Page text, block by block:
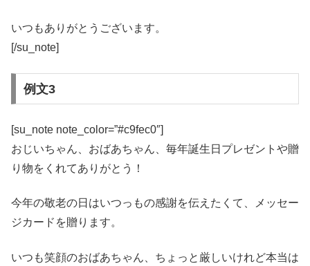
いつもありがとうございます。
[/su_note]
例文3
[su_note note_color=”#c9fec0″]
おじいちゃん、おばあちゃん、毎年誕生日プレゼントや贈
り物をくれてありがとう！
今年の敬老の日はいつっもの感謝を伝えたくて、メッセー
ジカードを贈ります。
いつも笑顔のおばあちゃん、ちょっと厳しいけれど本当は